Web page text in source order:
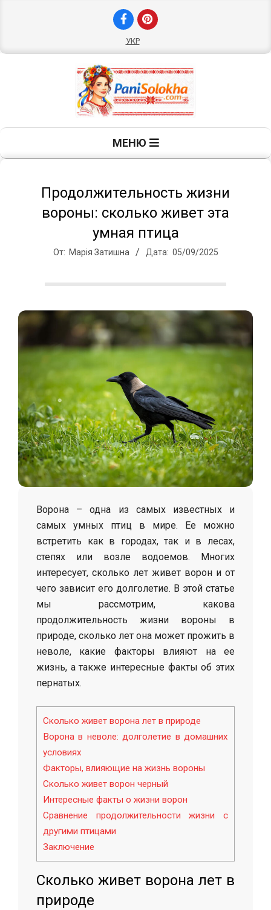
УКР
П
а
о
л
о
х
а
МЕНЮ
Продолжительность жизни
вороны: сколько живет эта
умная птица
От: Марія Затишна Дата: 05/09/2025
Ворона – одна из самых известных и
самых умных птиц в мире. Ее можно
встретить как в городах, так и в лесах,
степях или возле водоемов. Многих
интересует, сколько лет живет ворон и от
чего зависит его долголетие. В этой статье
мы рассмотрим, какова
продолжительность жизни вороны в
природе, сколько лет она может прожить в
неволе, какие факторы влияют на ее
жизнь, а также интересные факты об этих
пернатых.
Сколько живет ворона лет в природе
Ворона в неволе: долголетие в домашних
условиях
Факторы, влияющие на жизнь вороны
Сколько живет ворон черный
Интересные факты о жизни ворон
Сравнение продолжительности жизни с
другими птицами
Заключение
Сколько живет ворона лет в
природе